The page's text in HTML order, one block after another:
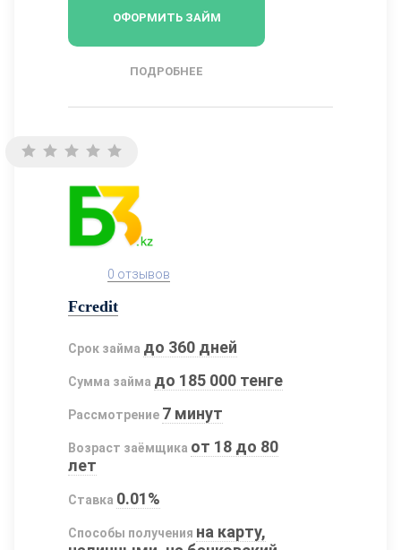
ОФОРМИТЬ ЗАЙМ
ПОДРОБНЕЕ
0 отзывов
Fcredit
Срок займа до 360 дней
Сумма займа до 185 000 тенге
Рассмотрение 7 минут
Возраст заёмщика от 18 до 80
лет
Ставка 0.01%
Способы получения на карту,